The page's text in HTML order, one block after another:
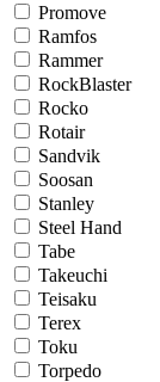
Promove
Ramfos
Rammer
RockBlaster
Rocko
Rotair
Sandvik
Soosan
Stanley
Steel Hand
Tabe
Takeuchi
Teisaku
Terex
Toku
Torpedo